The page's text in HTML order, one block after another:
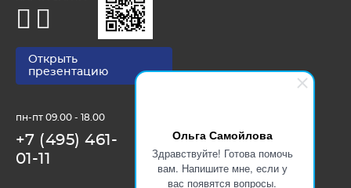
Ольга Самойлова
Здравствуйте! Готова помочь
вам. Напишите мне, если у
вас появятся вопросы.
Открыть
презентацию
пн-пт 09.00 - 18.00
+7 (495) 461-
01-11